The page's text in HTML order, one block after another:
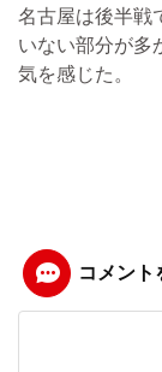
名古屋は後半戦
いない部分が多
気を感じた。
コメント